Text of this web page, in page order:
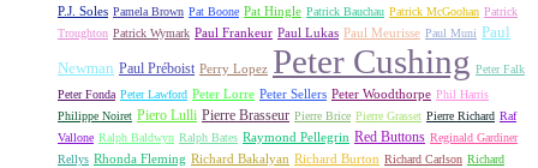
P.J. Soles Pamela Brown Pat Boone Pat Hingle Patrick Bauchau Patrick McGoohan Patrick
Troughton Patrick Wymark Paul Frankeur Paul Lukas Paul Meurisse Paul Muni Paul
Newman Paul Préboist Perry Lopez Peter Cushing Peter Falk
Peter Fonda Peter Lawford Peter Lorre Peter Sellers Peter Woodthorpe Phil Harris
Philippe Noiret Piero Lulli Pierre Brasseur Pierre Brice Pierre Grasset Pierre Richard Raf
Vallone Ralph Baldwyn Ralph Bates Raymond Pellegrin Red Buttons Reginald Gardiner
Rellys Rhonda Fleming Richard Bakalyan Richard Burton Richard Carlson Richard